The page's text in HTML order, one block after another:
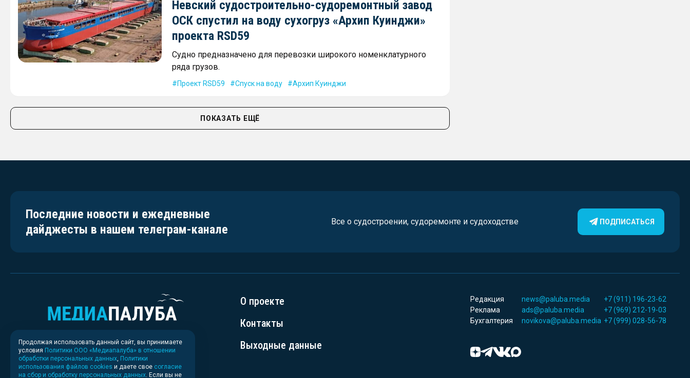
Невский судостроительно-судоремонтный завод
ОСК спустил на воду сухогруз «Архип Куинджи»
проекта RSD59
Судно предназначено для перевозки широкого номенклатурного
ряда грузов.
Проект RSD59 Спуск на воду Архип Куинджи
ПОКАЗАТЬ ЕЩЁ
Последние новости и ежедневные
дайджесты в нашем телеграм-канале
Все о судостроении, судоремонте и судоходстве ПОДПИСАТЬСЯ
О проекте
Контакты
Выходные данные
Редакция news@paluba.media
+7 (911) 196-23-62
Реклама
ads@paluba.media
+7 (969) 212-19-03
Бухгалтерия
novikova@paluba.media +7 (999) 028-56-78
Продолжая использовать данный сайт, вы принимаете
условия Политики ООО «Медиапалуба» в отношении
обработки персональных данных Политики
использования файлов cookies и даете свое согласие
на сбор и обработку персональных данных . Если вы не